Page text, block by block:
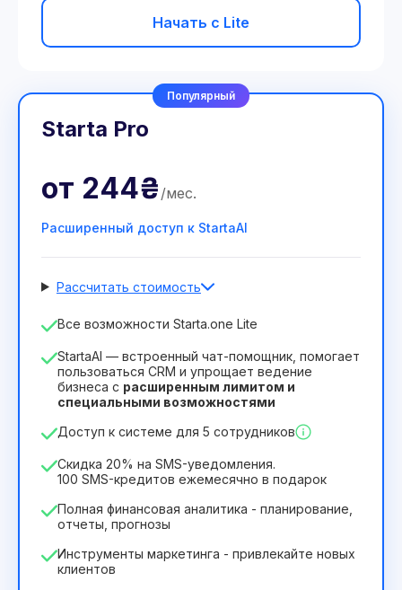
Начать с Lite
Популярный
Starta Pro
от 244₴ /мес.
Расширенный доступ к StartaAI
Рассчитать стоимость
Количество сотрудников
Срок действия лицензии
12 Months(скидка -25%) Выгодный
349₴ 244₴/месяц
Все возможности Starta.one Lite
StartaAI — встроенный чат-помощник, помогает
пользоваться CRM и упрощает ведение
бизнеса с расширенным лимитом и
специальными возможностями
Доступ к системе для 5 сотрудников
Скидка 20% на SMS-уведомления.
100 SMS-кредитов ежемесячно в подарок
Полная финансовая аналитика - планирование,
отчеты, прогнозы
Инструменты маркетинга - привлекайте новых
клиентов